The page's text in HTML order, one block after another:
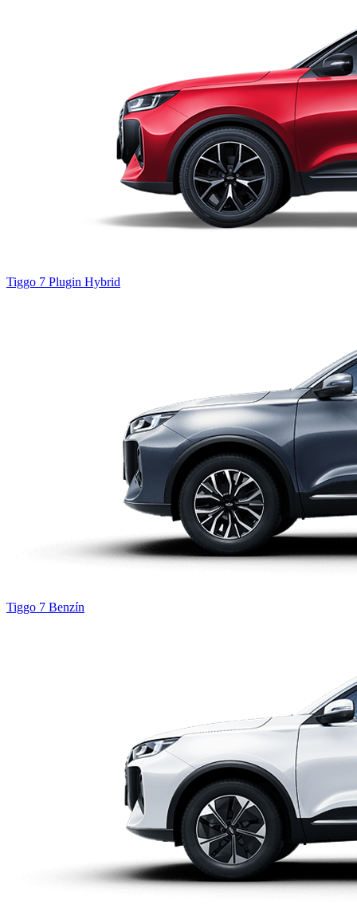
Tiggo 7 Plugin Hybrid
Tiggo 7 Benzín